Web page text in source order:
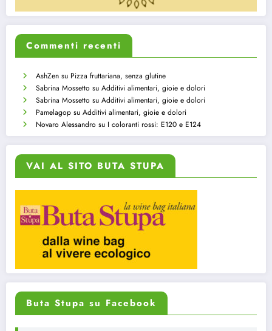
Commenti recenti
AshZen su Pizza fruttariana, senza glutine
Sabrina Mossetto su Additivi alimentari, gioie e dolori
Sabrina Mossetto su Additivi alimentari, gioie e dolori
Pamelagop su Additivi alimentari, gioie e dolori
Novaro Alessandro su I coloranti rossi: E120 e E124
VAI AL SITO BUTA STUPA
Buta Stupa su Facebook